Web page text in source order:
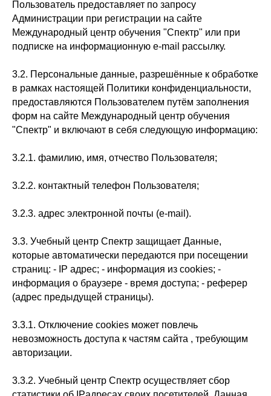
Пользователь предоставляет по запросу
Администрации при регистрации на сайте
Международный центр обучения "Спектр" или при
подписке на информационную e-mail рассылку.
3.2. Персональные данные, разрешённые к обработке
в рамках настоящей Политики конфиденциальности,
предоставляются Пользователем путём заполнения
форм на сайте Международный центр обучения
"Спектр" и включают в себя следующую информацию:
3.2.1. фамилию, имя, отчество Пользователя;
3.2.2. контактный телефон Пользователя;
3.2.3. адрес электронной почты (e-mail).
3.3. Учебный центр Спектр защищает Данные,
которые автоматически передаются при посещении
страниц: - IP адрес; - информация из cookies; -
информация о браузере - время доступа; - реферер
(адрес предыдущей страницы).
3.3.1. Отключение cookies может повлечь
невозможность доступа к частям сайта , требующим
авторизации.
3.3.2. Учебный центр Спектр осуществляет сбор